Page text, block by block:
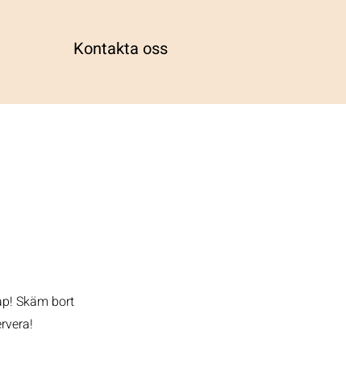
Kontakta oss
Skäm bort